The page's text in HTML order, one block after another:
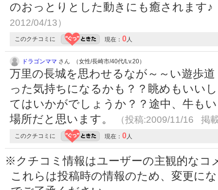
のおっとりとした動きにも癒されます♪
2012/04/13）
このクチコミに 現在： 0人
ドラゴンママ さん （女性/長崎市/40代/Lv.20）
万里の長城を思わせるなが～～い遊歩
った気持ちになるかも？？眺めもいい
てはいかがでしょうか？？途中、牛も
場所だと思います。
（投稿:2009/11/16 掲
このクチコミに 現在： 0人
※クチコミ情報はユーザーの主観的なコ
これらは投稿時の情報のため、変更に